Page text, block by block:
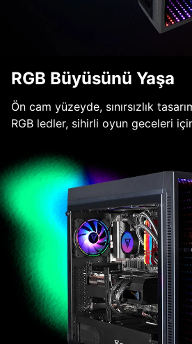
RGB Büyüsünü Yaşa
Ön cam yüzeyde, sınırsızlık
RGB ledler, sihirli oyun geceleri